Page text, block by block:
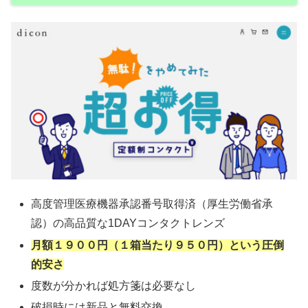
高度管理医療機器承認番号取得済（厚生労働省承
認）の高品質な1DAYコンタクトレンズ
月額１９００円（１箱当たり９５０円）という圧倒
的安さ
度数が分かれば処方箋は必要なし